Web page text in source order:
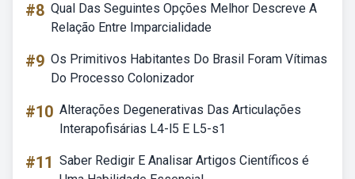
#8 Qual Das Seguintes Opções Melhor Descreve A
Relação Entre Imparcialidade
#9 Os Primitivos Habitantes Do Brasil Foram Vítimas
Do Processo Colonizador
#10 Alterações Degenerativas Das Articulações
Interapofisárias L4-l5 E L5-s1
#11 Saber Redigir E Analisar Artigos Científicos é